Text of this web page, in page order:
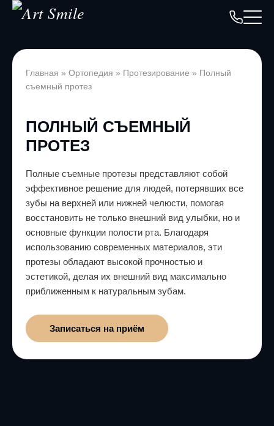
Главная » Ортопедия » Протезирование » Полный
съемный протез
ПОЛНЫЙ СЪЕМНЫЙ
ПРОТЕЗ
Полные съемные протезы представляют собой
эффективное решение для людей, потерявших все
зубы на верхней или нижней челюсти, помогая
восстановить не только внешний вид улыбки, но и
основные функции полости рта. Благодаря
использованию современных материалов, эти
протезы обладают высокой прочностью и
эстетикой, делая их внешний вид максимально
приближенным к натуральным зубам.
Записаться на приём